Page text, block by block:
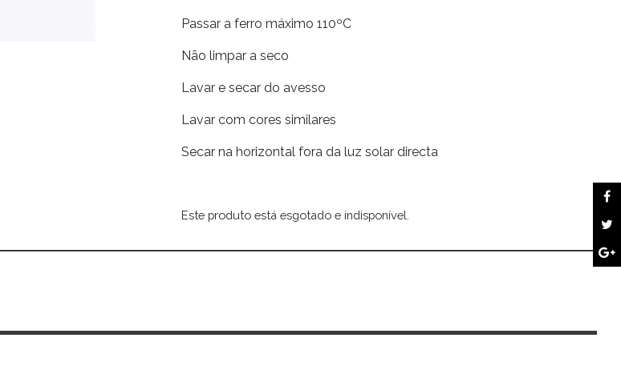
Passar a ferro máximo 110ºC
Não limpar a seco
Lavar e secar do avesso
Lavar com cores similares
Secar na horizontal fora da luz solar directa
Este produto está esgotado e indisponível.
Alternative: